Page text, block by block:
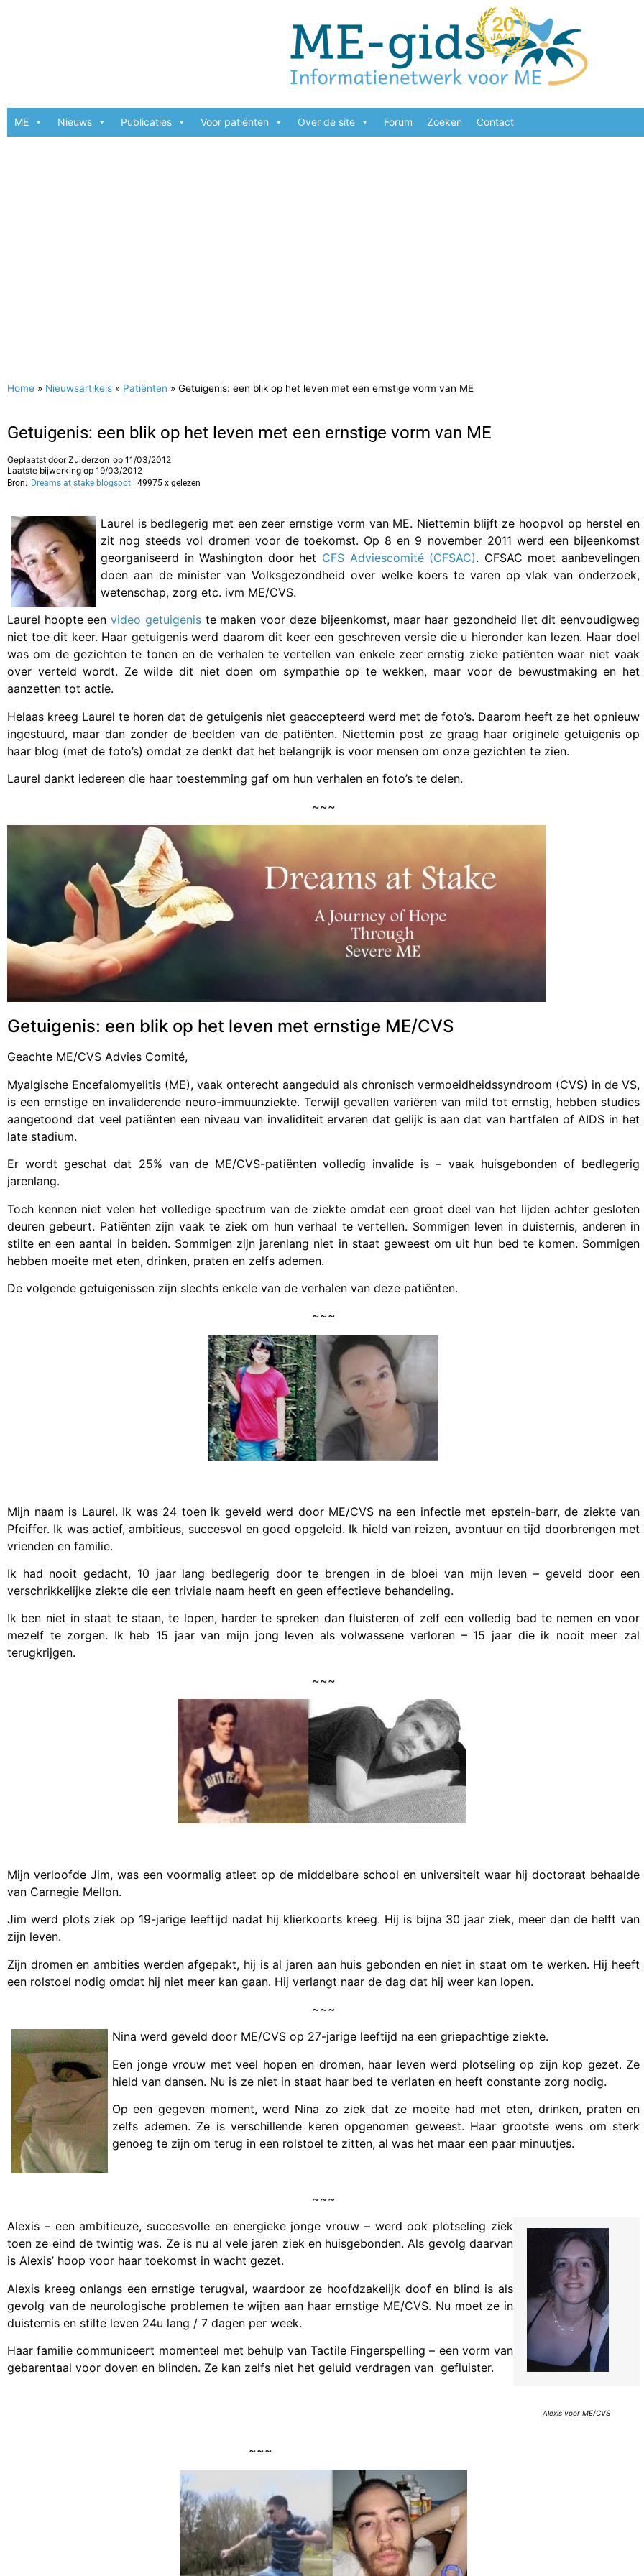
ME Nieuws Publicaties Voor patiënten Over de site Forum Zoeken Contact
Home » Nieuwsartikels » Patiënten » Getuigenis: een blik op het leven met een ernstige vorm van ME
Getuigenis: een blik op het leven met een ernstige vorm van ME
Geplaatst doorZuiderzon op 11/03/2012
Laatste bijwerking op 19/03/2012
Bron: Dreams at stake blogspot | 49975 x gelezen
Laurel is bedlegerig met een zeer ernstige vorm van ME. Niettemin blijft ze hoopvol op herstel en
zit nog steeds vol dromen voor de toekomst. Op 8 en 9 november 2011 werd een bijeenkomst
georganiseerd in Washington door het CFS Adviescomité (CFSAC). CFSAC moet aanbevelingen
doen aan de minister van Volksgezondheid over welke koers te varen op vlak van onderzoek,
wetenschap, zorg etc. ivm ME/CVS.
Laurel hoopte eenvideo getuigeniste maken voor deze bijeenkomst, maar haar gezondheid liet dit eenvoudigweg
niet toe dit keer. Haar getuigenis werd daarom dit keer een geschreven versie die u hieronder kan lezen. Haar doel
was om de gezichten te tonen en de verhalen te vertellen van enkele zeer ernstig zieke patiënten waar niet vaak
over verteld wordt. Ze wilde dit niet doen om sympathie op te wekken, maar voor de bewustmaking en het
aanzetten tot actie.
Helaas kreeg Laurel te horen dat de getuigenis niet geaccepteerd werd met de foto’s. Daarom heeft ze het opnieuw
ingestuurd, maar dan zonder de beelden van de patiënten. Niettemin post ze graag haar originele getuigenis op
haar blog (met de foto’s) omdat ze denkt dat het belangrijk is voor mensen om onze gezichten te zien.
Laurel dankt iedereen die haar toestemming gaf om hun verhalen en foto’s te delen.
~~~
Getuigenis: een blik op het leven met ernstige ME/CVS
Geachte ME/CVS Advies Comité,
Myalgische Encefalomyelitis (ME), vaak onterecht aangeduid als chronisch vermoeidheidssyndroom (CVS) in de VS,
is een ernstige en invaliderende neuro-immuunziekte. Terwijl gevallen variëren van mild tot ernstig, hebben studies
aangetoond dat veel patiënten een niveau van invaliditeit ervaren dat gelijk is aan dat van hartfalen of AIDS in het
late stadium.
Er wordt geschat dat 25% van de ME/CVS-patiënten volledig invalide is – vaak huisgebonden of bedlegerig
jarenlang.
Toch kennen niet velen het volledige spectrum van de ziekte omdat een groot deel van het lijden achter gesloten
deuren gebeurt. Patiënten zijn vaak te ziek om hun verhaal te vertellen. Sommigen leven in duisternis, anderen in
stilte en een aantal in beiden. Sommigen zijn jarenlang niet in staat geweest om uit hun bed te komen. Sommigen
hebben moeite met eten, drinken, praten en zelfs ademen.
De volgende getuigenissen zijn slechts enkele van de verhalen van deze patiënten.
~~~
Mijn naam is Laurel. Ik was 24 toen ik geveld werd door ME/CVS na een infectie met epstein-barr, de ziekte van
Pfeiffer. Ik was actief, ambitieus, succesvol en goed opgeleid. Ik hield van reizen, avontuur en tijd doorbrengen met
vrienden en familie.
Ik had nooit gedacht, 10 jaar lang bedlegerig door te brengen in de bloei van mijn leven – geveld door een
verschrikkelijke ziekte die een triviale naam heeft en geen effectieve behandeling.
Ik ben niet in staat te staan, te lopen, harder te spreken dan fluisteren of zelf een volledig bad te nemen en voor
mezelf te zorgen. Ik heb 15 jaar van mijn jong leven als volwassene verloren – 15 jaar die ik nooit meer zal
terugkrijgen.
~~~
Mijn verloofde Jim, was een voormalig atleet op de middelbare school en universiteit waar hij doctoraat behaalde
van Carnegie Mellon.
Jim werd plots ziek op 19-jarige leeftijd nadat hij klierkoorts kreeg. Hij is bijna 30 jaar ziek, meer dan de helft van
zijn leven.
Zijn dromen en ambities werden afgepakt, hij is al jaren aan huis gebonden en niet in staat om te werken. Hij heeft
een rolstoel nodig omdat hij niet meer kan gaan. Hij verlangt naar de dag dat hij weer kan lopen.
~~~
Nina werd geveld door ME/CVS op 27-jarige leeftijd na een griepachtige ziekte.
Een jonge vrouw met veel hopen en dromen, haar leven werd plotseling op zijn kop gezet. Ze
hield van dansen. Nu is ze niet in staat haar bed te verlaten en heeft constante zorg nodig.
Op een gegeven moment, werd Nina zo ziek dat ze moeite had met eten, drinken, praten en
zelfs ademen. Ze is verschillende keren opgenomen geweest. Haar grootste wens om sterk
genoeg te zijn om terug in een rolstoel te zitten, al was het maar een paar minuutjes.
~~~
Alexis voor ME/CVS
Alexis – een ambitieuze, succesvolle en energieke jonge vrouw – werd ook plotseling ziek
toen ze eind de twintig was. Ze is nu al vele jaren ziek en huisgebonden. Als gevolg daarvan
is Alexis’ hoop voor haar toekomst in wacht gezet.
Alexis kreeg onlangs een ernstige terugval, waardoor ze hoofdzakelijk doof en blind is als
gevolg van de neurologische problemen te wijten aan haar ernstige ME/CVS. Nu moet ze in
duisternis en stilte leven 24u lang / 7 dagen per week.
Haar familie communiceert momenteel met behulp van Tactile Fingerspelling – een vorm van
gebarentaal voor doven en blinden. Ze kan zelfs niet het geluid verdragen van gefluister.
~~~